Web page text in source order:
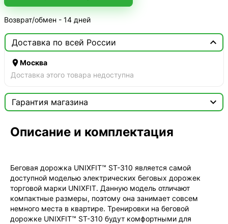
Возврат/обмен - 14 дней
Доставка по всей России 
Москва
Доставка этого товара недоступна
Гарантия магазина


Мы продаём только оригинальную продукцию с
Описание и комплектация
Беговая дорожка UNIXFIT™ ST-310 является самой
доступной моделью электрических беговых дорожек
торговой марки UNIXFIT. Данную модель отличают
компактные размеры, поэтому она занимает совсем
немного места в квартире. Тренировки на беговой
дорожке UNIXFIT™ ST-310 будут комфортными для